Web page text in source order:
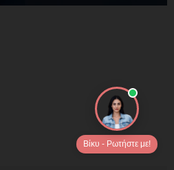
Βίκυ - Ρωτήστε με!